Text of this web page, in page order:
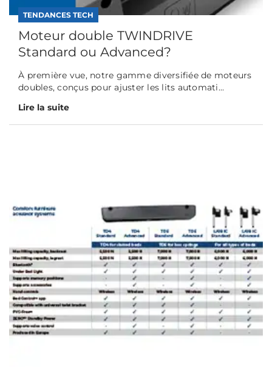
TENDANCES TECH
Moteur double TWINDRIVE
Standard ou Advanced?
À première vue, notre gamme diversifiée de moteurs
doubles, conçus pour ajuster les lits automati...
Lire la suite